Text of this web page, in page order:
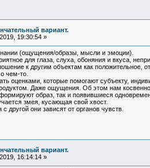
вариант.
19:30:54 »
(ощущения/образы, мысли и эмоции).
для глаза, слуха, обоняния и вкуса,
к другим объектам как положительное,
чем-то.
оценками, которые помогают субъекту,
Даже ощущения. Об этом нам
образ, так и появившиеся
змея, кусающая свой хвост.
другой они зависят от органов чувств.
вариант.
16:14:14 »